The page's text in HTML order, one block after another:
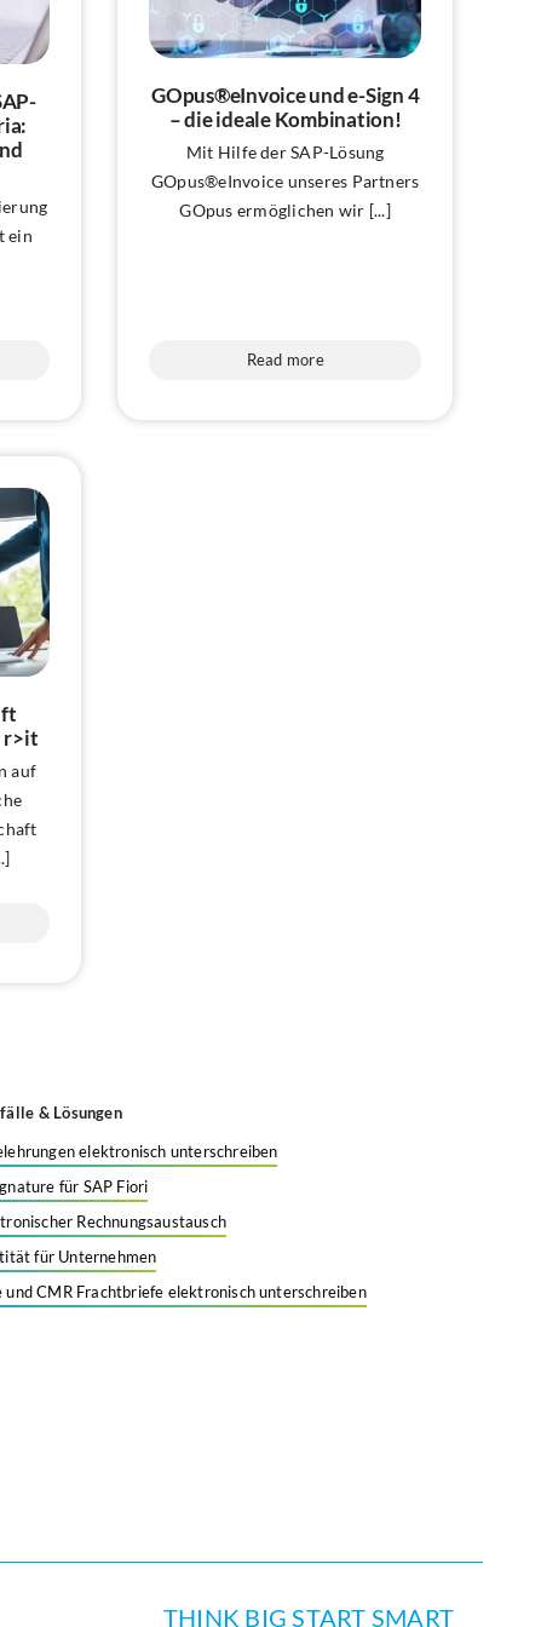
ein
GOpus®eInvoice und e-Sign 4
– die ideale Kombination!
Mit Hilfe der SAP-Lösung
GOpus®eInvoice unseres Partners
GOpus ermöglichen wir [...]
Read more
r>it
auf
& Lösungen
elektronisch unterschreiben
für SAP Fiori
Rechnungsaustausch
für Unternehmen
und CMR Frachtbriefe elektronisch unterschreiben
THINK BIG START SMART